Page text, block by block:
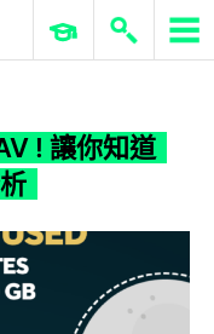
ERP 與商業 AI
! 讓你知道